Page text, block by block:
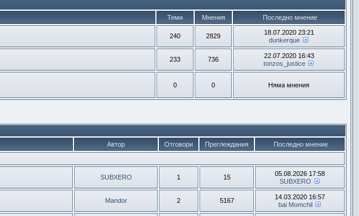
Теми Мнения Последно мнение
240 2829
18.07.2020 23:21
dunkerque
233 736
22.07.2020 16:43
tonzos_justice
0 0 Няма мнения
Автор Отговори Преглеждания
Последно мнение
SUBXERO 1 15
05.08.2026 17:58
SUBXERO
Mandor 2 5167
14.03.2020 16:57
bai Momchil